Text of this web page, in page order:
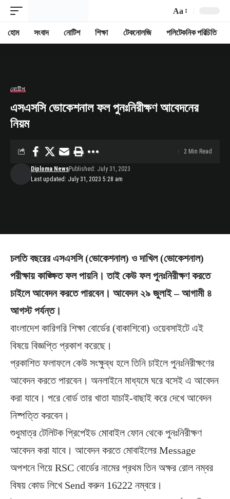
Resizer
Aa
হোম সংবাদ নোটিশ শিক্ষা টেকনোলজি পলিটেকনিক পরিচিতি
নোটিশ
এসএসসি ভোকেশনাল ফল পুনঃনিরীক্ষণ আবেদনের
নিয়ম
Last updated: July 31, 2023 5:28 am
Diploma NewsPublished: July 31, 2023
2 Min Read
চলতি বছরের এসএসসি (ভোকেশনাল) ও দাখিল (ভোকেশনাল)
পরীক্ষায় কাঙ্ক্ষিত ফল পায়নি। তাই কেউ ফল পুনঃনিরীক্ষণ করতে
চাইলে আবেদন করতে পারবেন। আবেদন ২৯ জুলাই – আগামী ৪
আগস্ট পর্যন্ত।
বাংলাদেশ কারিগরি শিক্ষা বোর্ডের (বাকাশিবো) ওয়েবসাইটে এই
বিষয়ে বিজ্ঞপ্তি প্রকাশ করেছে।
প্রকাশিত ফলাফলে কেউ সংক্ষুব্ধ হলে তিনি চাইলে পুনঃনিরীক্ষণের
আবেদন করতে পারবেন। অনলাইনে মাধ্যমে ঘরে বসেই এ আবেদন
করা যাবে। পরে বোর্ড তার খাতা যাচাই-বাছাই করে দেখে আবেদন
নিষ্পত্তি করবেন।
শুধুমাত্র টেলিটক প্রিপেইড মোবাইল ফোন থেকে পুনঃনিরীক্ষণ
আবেদন করা যাবে। আবেদন করতে মোবাইলের Message
অপশনে গিয়ে RSC বোর্ডের নামের প্রথম তিন অক্ষর রোল নম্বর
বিষয় কোড লিখে Send করুন 16222 নম্বরে।